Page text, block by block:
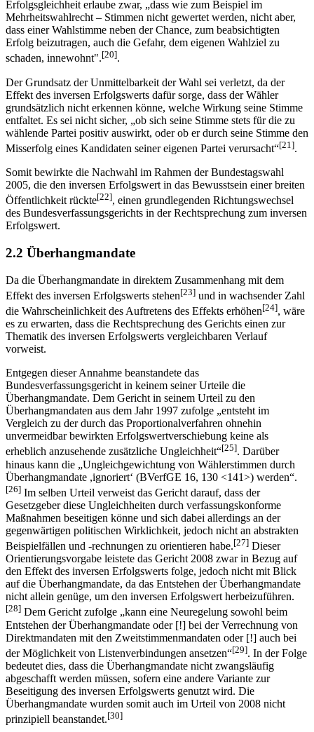
Erfolgsgleichheit erlaube zwar, „dass wie zum Beispiel im
Mehrheitswahlrecht – Stimmen nicht gewertet werden, nicht aber,
dass einer Wahlstimme neben der Chance, zum beabsichtigten
Erfolg beizutragen, auch die Gefahr, dem eigenen Wahlziel zu
schaden, innewohnt".[20].
Der Grundsatz der Unmittelbarkeit der Wahl sei verletzt, da der
Effekt des inversen Erfolgswerts dafür sorge, dass der Wähler
grundsätzlich nicht erkennen könne, welche Wirkung seine Stimme
entfaltet. Es sei nicht sicher, „ob sich seine Stimme stets für die zu
wählende Partei positiv auswirkt, oder ob er durch seine Stimme den
Misserfolg eines Kandidaten seiner eigenen Partei verursacht“[21].
Somit bewirkte die Nachwahl im Rahmen der Bundestagswahl
2005, die den inversen Erfolgswert in das Bewusstsein einer breiten
Öffentlichkeit rückte[22], einen grundlegenden Richtungswechsel
des Bundesverfassungsgerichts in der Rechtsprechung zum inversen
Erfolgswert.
2.2 Überhangmandate
Da die Überhangmandate in direktem Zusammenhang mit dem
Effekt des inversen Erfolgswerts stehen[23] und in wachsender Zahl
die Wahrscheinlichkeit des Auftretens des Effekts erhöhen[24], wäre
es zu erwarten, dass die Rechtsprechung des Gerichts einen zur
Thematik des inversen Erfolgswerts vergleichbaren Verlauf
vorweist.
Entgegen dieser Annahme beanstandete das
Bundesverfassungsgericht in keinem seiner Urteile die
Überhangmandate. Dem Gericht in seinem Urteil zu den
Überhangmandaten aus dem Jahr 1997 zufolge „entsteht im
Vergleich zu der durch das Proportionalverfahren ohnehin
unvermeidbar bewirkten Erfolgswertverschiebung keine als
erheblich anzusehende zusätzliche Ungleichheit“[25]. Darüber
hinaus kann die „Ungleichgewichtung von Wählerstimmen durch
Überhangmandate ,ignoriert‘ (BVerfGE 16, 130 <141>) werden“.
[26] Im selben Urteil verweist das Gericht darauf, dass der
Gesetzgeber diese Ungleichheiten durch verfassungskonforme
Maßnahmen beseitigen könne und sich dabei allerdings an der
gegenwärtigen politischen Wirklichkeit, jedoch nicht an abstrakten
Beispielfällen und -rechnungen zu orientieren habe.[27] Dieser
Orientierungsvorgabe leistete das Gericht 2008 zwar in Bezug auf
den Effekt des inversen Erfolgswerts folge, jedoch nicht mit Blick
auf die Überhangmandate, da das Entstehen der Überhangmandate
nicht allein genüge, um den inversen Erfolgswert herbeizuführen.
[28] Dem Gericht zufolge „kann eine Neuregelung sowohl beim
Entstehen der Überhangmandate oder [!] bei der Verrechnung von
Direktmandaten mit den Zweitstimmenmandaten oder [!] auch bei
der Möglichkeit von Listenverbindungen ansetzen“[29]. In der Folge
bedeutet dies, dass die Überhangmandate nicht zwangsläufig
abgeschafft werden müssen, sofern eine andere Variante zur
Beseitigung des inversen Erfolgswerts genutzt wird. Die
Überhangmandate wurden somit auch im Urteil von 2008 nicht
prinzipiell beanstandet.[30]